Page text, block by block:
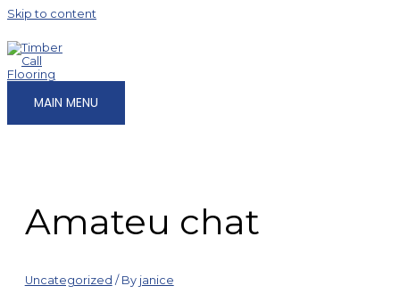
Skip to content
MAIN MENU
Amateu chat
Uncategorized / By janice